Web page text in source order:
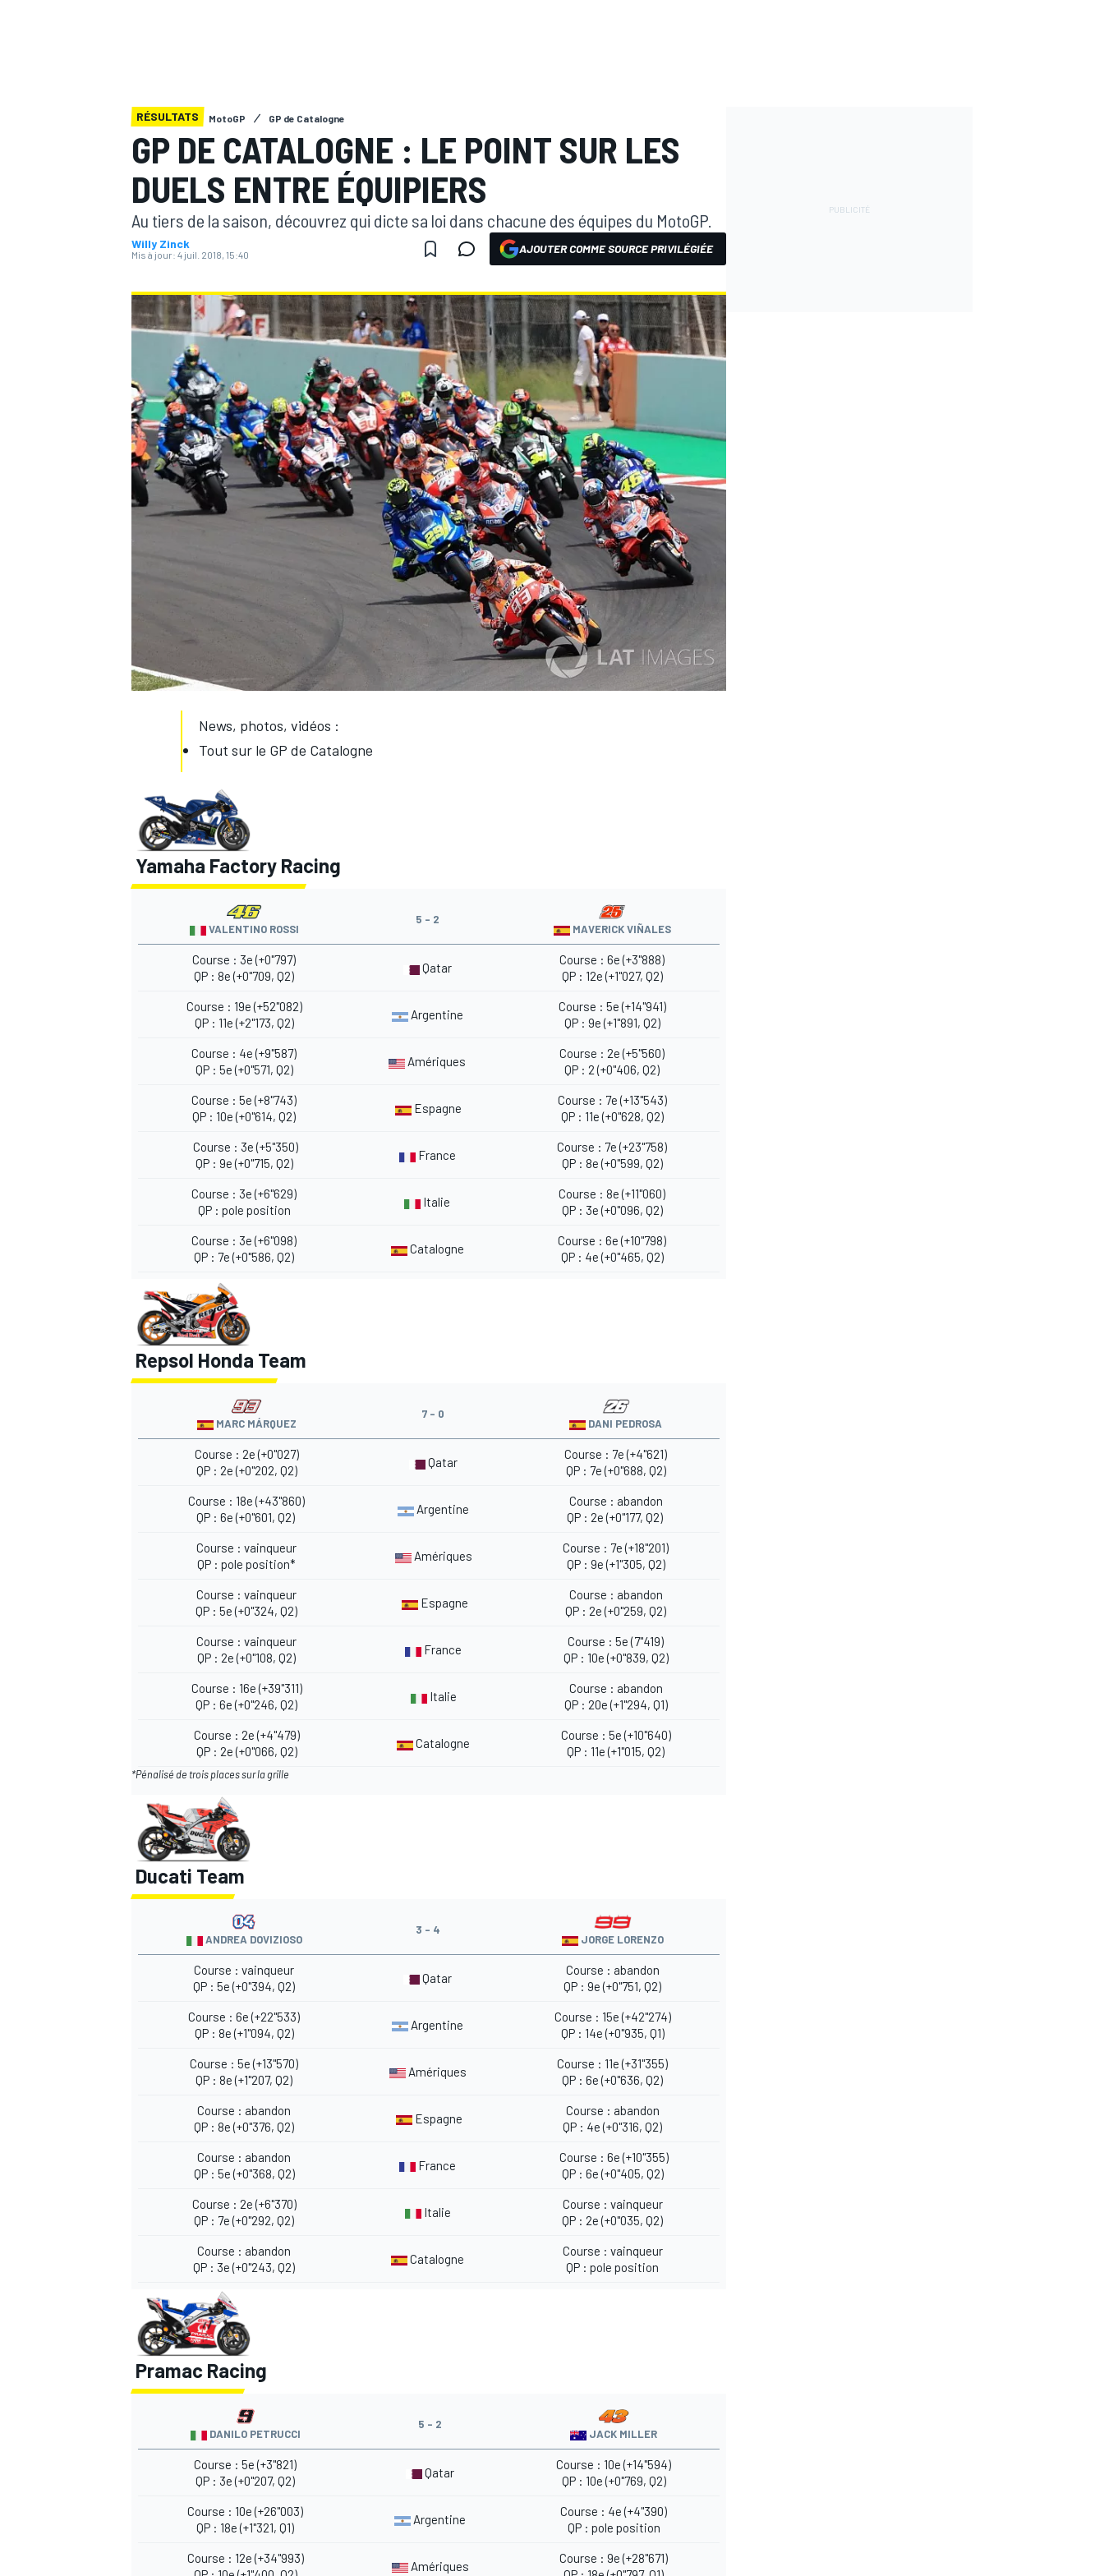
MOTOGP
WRC
WEC
AUTRES CHAMPIONNATS
RÉSULTATS MotoGP GP de Catalogne
GP DE CATALOGNE : LE POINT SUR LES
DUELS ENTRE ÉQUIPIERS
Au tiers de la saison, découvrez qui dicte sa loi dans chacune des équipes du MotoGP.
Willy Zinck
Mis à jour: 4 juil. 2018, 15:40 AJOUTER COMME SOURCE PRIVILÉGIÉE
News, photos, vidéos :
Tout sur le GP de Catalogne
Yamaha Factory Racing
VALENTINO ROSSI
5 - 2
MAVERICK VIÑALES
Course : 3e (+0"797)
QP : 8e (+0"709, Q2)
Qatar
Course : 6e (+3"888)
QP : 12e (+1"027, Q2)
Course : 19e (+52"082)
QP : 11e (+2"173, Q2)
Argentine
Course : 5e (+14"941)
QP : 9e (+1"891, Q2)
Course : 4e (+9"587)
QP : 5e (+0"571, Q2)
Amériques
Course : 2e (+5"560)
QP : 2 (+0"406, Q2)
Course : 5e (+8"743)
QP : 10e (+0"614, Q2)
Espagne
Course : 7e (+13"543)
QP : 11e (+0"628, Q2)
Course : 3e (+5"350)
QP : 9e (+0"715, Q2)
France
Course : 7e (+23"758)
QP : 8e (+0"599, Q2)
Course : 3e (+6"629)
QP : pole position
Italie
Course : 8e (+11"060)
QP : 3e (+0"096, Q2)
Course : 3e (+6"098)
QP : 7e (+0"586, Q2)
Catalogne
Course : 6e (+10"798)
QP : 4e (+0"465, Q2)
Repsol Honda Team
MARC MÁRQUEZ
7 - 0
DANI PEDROSA
Course : 2e (+0"027)
QP : 2e (+0"202, Q2)
Qatar
Course : 7e (+4"621)
QP : 7e (+0"688, Q2)
Course : 18e (+43"860)
QP : 6e (+0"601, Q2)
Argentine
Course : abandon
QP : 2e (+0"177, Q2)
Course : vainqueur
QP : pole position*
Amériques
Course : 7e (+18"201)
QP : 9e (+1"305, Q2)
Course : vainqueur
QP : 5e (+0"324, Q2)
Espagne
Course : abandon
QP : 2e (+0"259, Q2)
Course : vainqueur
QP : 2e (+0"108, Q2)
France
Course : 5e (7"419)
QP : 10e (+0"839, Q2)
Course : 16e (+39"311)
QP : 6e (+0"246, Q2)
Italie
Course : abandon
QP : 20e (+1"294, Q1)
Course : 2e (+4"479)
QP : 2e (+0"066, Q2)
Catalogne
Course : 5e (+10"640)
QP : 11e (+1"015, Q2)
*Pénalisé de trois places sur la grille
Ducati Team
ANDREA DOVIZIOSO
3 - 4
JORGE LORENZO
Course : vainqueur
QP : 5e (+0"394, Q2)
Qatar
Course : abandon
QP : 9e (+0"751, Q2)
Course : 6e (+22"533)
QP : 8e (+1"094, Q2)
Argentine
Course : 15e (+42"274)
QP : 14e (+0"935, Q1)
Course : 5e (+13"570)
QP : 8e (+1"207, Q2)
Amériques
Course : 11e (+31"355)
QP : 6e (+0"636, Q2)
Course : abandon
QP : 8e (+0"376, Q2)
Espagne
Course : abandon
QP : 4e (+0"316, Q2)
Course : abandon
QP : 5e (+0"368, Q2)
France
Course : 6e (+10"355)
QP : 6e (+0"405, Q2)
Course : 2e (+6"370)
QP : 7e (+0"292, Q2)
Italie
Course : vainqueur
QP : 2e (+0"035, Q2)
Course : abandon
QP : 3e (+0"243, Q2)
Catalogne
Course : vainqueur
QP : pole position
Pramac Racing
DANILO PETRUCCI
5 - 2
JACK MILLER
Course : 5e (+3"821)
QP : 3e (+0"207, Q2)
Qatar
Course : 10e (+14"594)
QP : 10e (+0"769, Q2)
Course : 10e (+26"003)
QP : 18e (+1"321, Q1)
Argentine
Course : 4e (+4"390)
QP : pole position
Course : 12e (+34"993)
Amériques
Course : 9e (+28"671)